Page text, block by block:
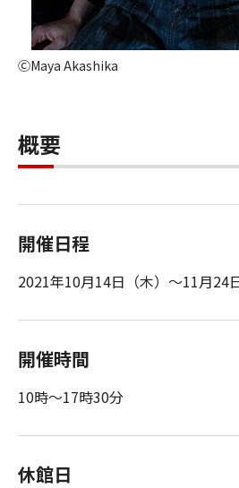
ⒸMaya Akashika
概要
開催日程
2021年10月14日（木）～11月24
開催時間
10時～17時30分
休館日